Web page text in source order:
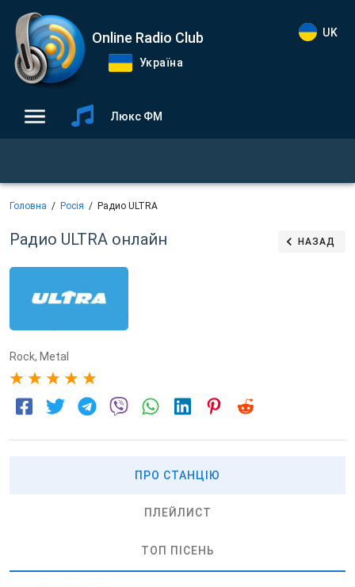
Online Radio Club
Україна
UK
Люкс ФМ
Головна Росія Радио ULTRA
Радио ULTRA онлайн НАЗАД
Rock, Metal
ПРО СТАНЦІЮ
ПЛЕЙЛИСТ
ТОП ПІСЕНЬ